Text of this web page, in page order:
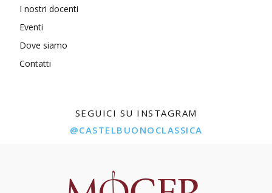
I nostri docenti
Eventi
Dove siamo
Contatti
SEGUICI SU INSTAGRAM
@CASTELBUONOCLASSICA